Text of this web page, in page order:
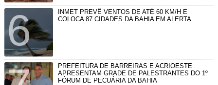
INMET PREVÊ VENTOS DE ATÉ 60 KM/H E
COLOCA 87 CIDADES DA BAHIA EM ALERTA
PREFEITURA DE BARREIRAS E ACRIOESTE
APRESENTAM GRADE DE PALESTRANTES DO 1º
FÓRUM DE PECUÁRIA DA BAHIA